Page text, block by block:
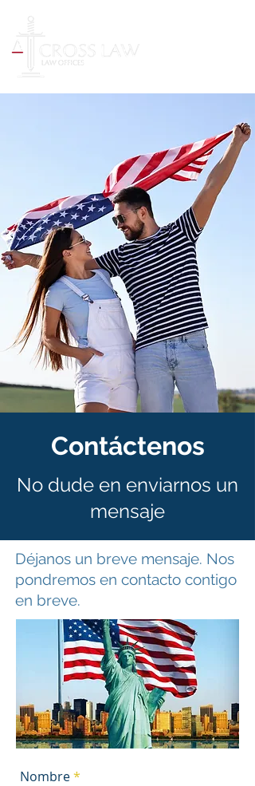
Contáctenos
No dude en enviarnos un
mensaje
Déjanos un breve mensaje. Nos
pondremos en contacto contigo
en breve.
Nombre